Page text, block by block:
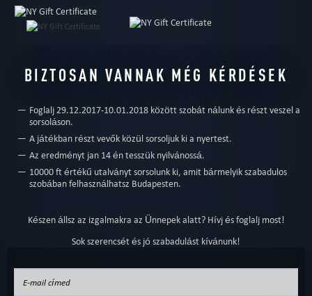
​BIZTOSAN VANNAK MÉG KÉRDÉSEK
Foglalj 29.12.2017-10.01.2018 között szobát nálunk és részt veszel a
sorsoláson.
A játékban részt vevők közül sorsoljuk ki a nyertest.
Az eredményt jan 14 én tesszük nyilvánossá.
10000 ft értékű utalványt sorsolunk ki, amit bármelyik szabadulos
szobában felhasználhatsz Budapesten.
Készen állsz az izgalmakra az Ünnepek alatt? Hívj és foglalj most!
Sok szerencsét és jó szabadulást kívánunk!